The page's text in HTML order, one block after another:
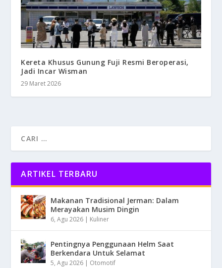
Kereta Khusus Gunung Fuji Resmi Beroperasi,
Jadi Incar Wisman
29 Maret 2026
ARTIKEL TERBARU
Makanan Tradisional Jerman: Dalam
Merayakan Musim Dingin
6, Agu 2026 Kuliner
Pentingnya Penggunaan Helm Saat
Berkendara Untuk Selamat
5, Agu 2026 Otomotif